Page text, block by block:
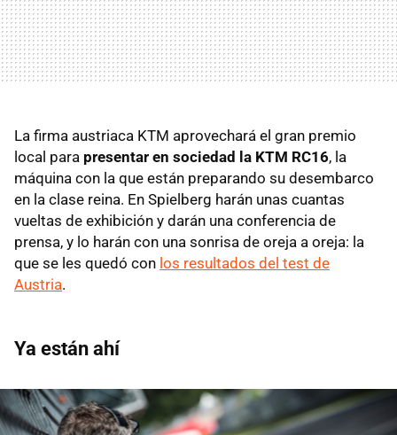
La firma austriaca KTM aprovechará el gran premio
local para presentar en sociedad la KTM RC16, la
máquina con la que están preparando su desembarco
en la clase reina. En Spielberg harán unas cuantas
vueltas de exhibición y darán una conferencia de
prensa, y lo harán con una sonrisa de oreja a oreja: la
que se les quedó con los resultados del test de
Austria.
Ya están ahí